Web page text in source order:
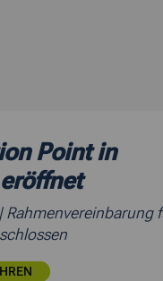
Point in
| Rahmenvereinbarung